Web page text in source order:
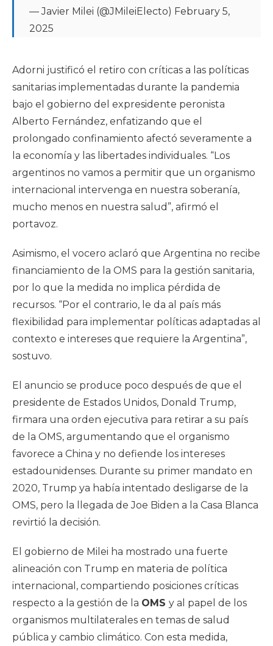
— Javier Milei (@JMileiElecto) February 5,
2025
Adorni justificó el retiro con críticas a las políticas
sanitarias implementadas durante la pandemia
bajo el gobierno del expresidente peronista
Alberto Fernández, enfatizando que el
prolongado confinamiento afectó severamente a
la economía y las libertades individuales. “Los
argentinos no vamos a permitir que un organismo
internacional intervenga en nuestra soberanía,
mucho menos en nuestra salud”, afirmó el
portavoz.
Asimismo, el vocero aclaró que Argentina no recibe
financiamiento de la OMS para la gestión sanitaria,
por lo que la medida no implica pérdida de
recursos. “Por el contrario, le da al país más
flexibilidad para implementar políticas adaptadas al
contexto e intereses que requiere la Argentina”,
sostuvo.
El anuncio se produce poco después de que el
presidente de Estados Unidos, Donald Trump,
firmara una orden ejecutiva para retirar a su país
de la OMS, argumentando que el organismo
favorece a China y no defiende los intereses
estadounidenses. Durante su primer mandato en
2020, Trump ya había intentado desligarse de la
OMS, pero la llegada de Joe Biden a la Casa Blanca
revirtió la decisión.
El gobierno de Milei ha mostrado una fuerte
alineación con Trump en materia de política
internacional, compartiendo posiciones críticas
respecto a la gestión de la OMS y al papel de los
organismos multilaterales en temas de salud
pública y cambio climático. Con esta medida,